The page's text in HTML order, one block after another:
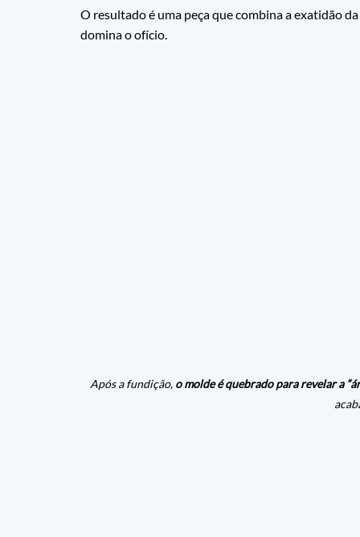
O resultado é uma peça que combina a exatidão
domina o ofício.
Após a fundição, o molde é quebrado para revelar a